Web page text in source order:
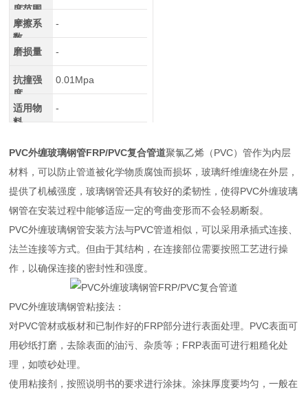
度范围
摩擦系
数
-
磨损量 -
抗撞强
度
0.01Mpa
适用物
料
-
PVC外缠玻璃钢管FRP/PVC复合管道聚氯乙烯（PVC）管作为内层
材料，可以防止管道被化学物质腐蚀而损坏，玻璃纤维缠绕在外层，
提供了机械强度，玻璃钢管还具有较好的柔韧性，使得PVC外缠玻璃
钢管在安装过程中能够适应一定的弯曲变形而不会轻易断裂。
PVC外缠玻璃钢管安装方法与PVC管道相似，可以采用承插式连接、
法兰连接等方式。但由于其结构，在连接部位需要按照工艺进行操
作，以确保连接的密封性和强度。
PVC外缠玻璃钢管粘接法：
对PVC管材或板材和已制作好的FRP部分进行表面处理。PVC表面可
用砂纸打磨，去除表面的油污、杂质等；FRP表面可进行粗糙化处
理，如喷砂处理。
使用粘接剂，按照说明书的要求进行涂抹。涂抹厚度要均匀，一般在